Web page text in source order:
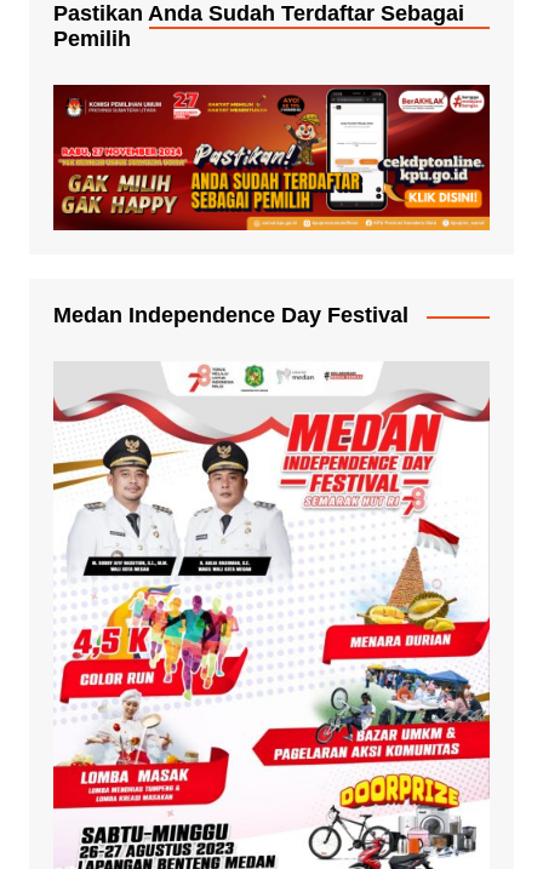
Pastikan Anda Sudah Terdaftar Sebagai
Pemilih
Medan Independence Day Festival